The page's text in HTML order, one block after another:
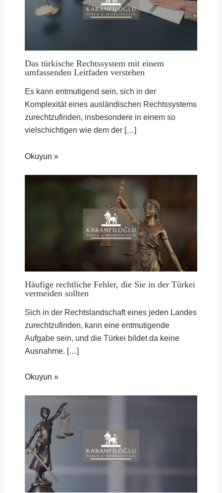
Das türkische Rechtssystem mit einem
umfassenden Leitfaden verstehen
Es kann entmutigend sein, sich in der
Komplexität eines ausländischen Rechtssystems
zurechtzufinden, insbesondere in einem so
vielschichtigen wie dem der […]
Okuyun »
Häufige rechtliche Fehler, die Sie in der Türkei
vermeiden sollten
Sich in der Rechtslandschaft eines jeden Landes
zurechtzufinden, kann eine entmutigende
Aufgabe sein, und die Türkei bildet da keine
Ausnahme. […]
Okuyun »